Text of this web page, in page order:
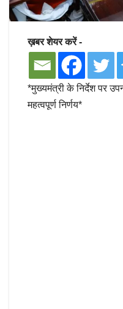
ख़बर शेयर करें -
*मुख्यमंत्री के निर्देश पर
महत्वपूर्ण निर्णय*